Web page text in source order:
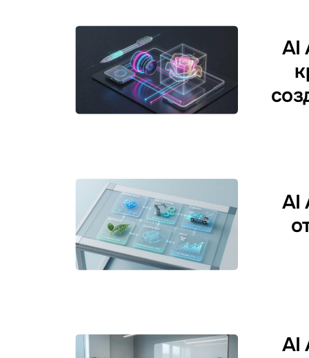
AI
AI
AI